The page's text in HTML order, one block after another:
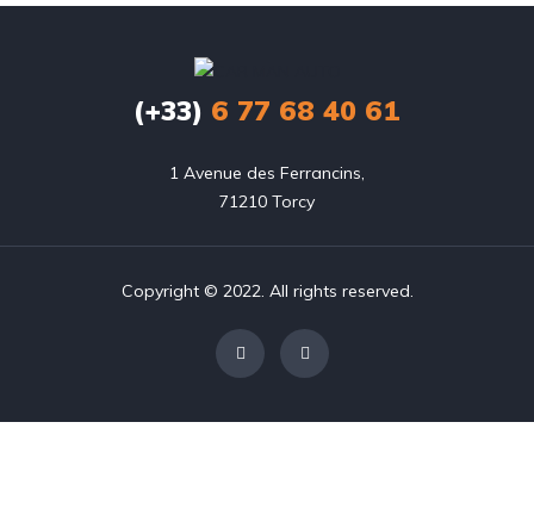
(+33) 6 77 68 40 61
1 Avenue des Ferrancins,
71210 Torcy
Copyright © 2022. All rights reserved.